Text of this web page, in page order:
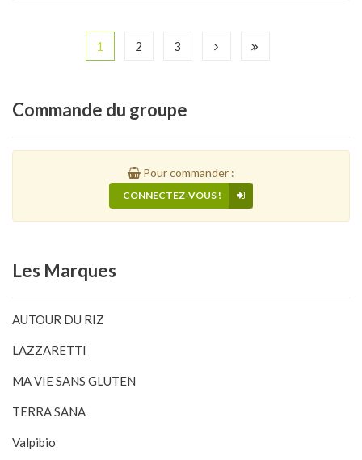
1 2 3
Commande du groupe
Pour commander :
CONNECTEZ-VOUS !
Les Marques
AUTOUR DU RIZ
LAZZARETTI
MA VIE SANS GLUTEN
TERRA SANA
Valpibio